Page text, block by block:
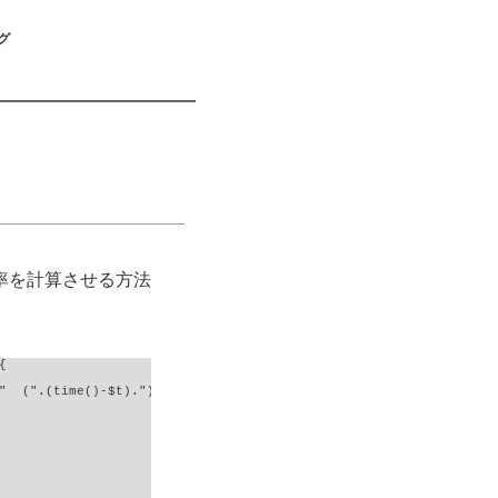
を計算させる方法
(".(time()-$t).")\n";